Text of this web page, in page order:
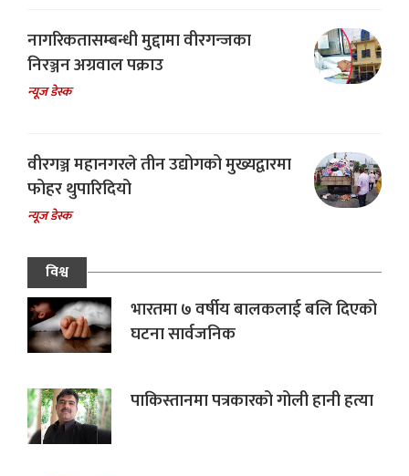
नागरिकतासम्बन्धी मुद्दामा वीरगन्जका
निरञ्जन अग्रवाल पक्राउ
न्यूज डेस्क
वीरगञ्ज महानगरले तीन उद्योगको मुख्यद्वारमा
फोहर थुपारिदियो
न्यूज डेस्क
विश्व
भारतमा ७ वर्षीय बालकलाई बलि दिएको
घटना सार्वजनिक
पाकिस्तानमा पत्रकारको गोली हानी हत्या